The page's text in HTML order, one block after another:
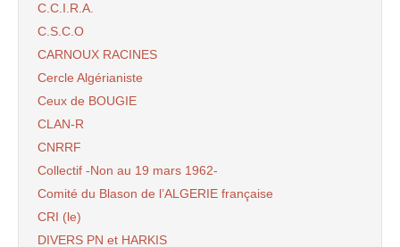
C.C.I.R.A.
C.S.C.O
CARNOUX RACINES
Cercle Algérianiste
Ceux de BOUGIE
CLAN-R
CNRRF
Collectif -Non au 19 mars 1962-
Comité du Blason de l’ALGERIE française
CRI (le)
DIVERS PN et HARKIS